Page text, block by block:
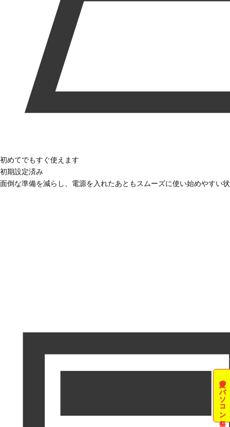
夏のパソコン祭
初めてでもすぐ使えます
初期設定済み
面倒な準備を減らし、電源を入れたあともスムーズに使い始めやすい